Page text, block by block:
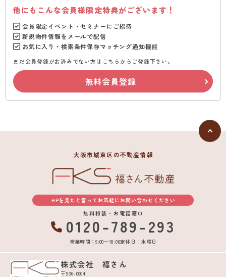
他にもこんな会員様限定特典がございます！
会員限定イベント・セミナーにご招待
新規物件情報をメールで配信
お気に入り・検索条件保存マッチング通知機能
まだ会員登録がお済みでない方はこちらからご登録下さい。
無料会員登録
大阪市城東区の不動産情報
HPを見たと言ってお気軽にお問い合わせください
無料相談・お電話窓口
0120-789-293
営業時間：9:00〜18:00定休日：水曜日
株式会社 福さん
〒536-0004